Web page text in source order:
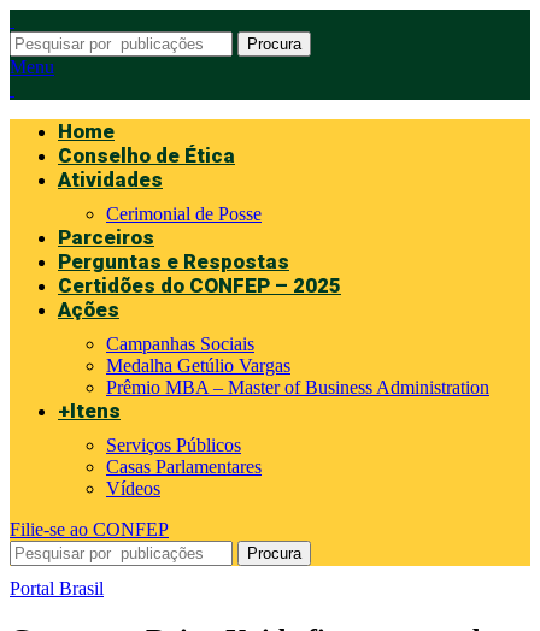
Procura
Menu
Home
Conselho de Ética
Atividades
Cerimonial de Posse
Parceiros
Perguntas e Respostas
Certidões do CONFEP – 2025
Ações
Campanhas Sociais
Medalha Getúlio Vargas
Prêmio MBA – Master of Business Administration
+Itens
Serviços Públicos
Casas Parlamentares
Vídeos
Filie-se ao CONFEP
Procura
Portal Brasil